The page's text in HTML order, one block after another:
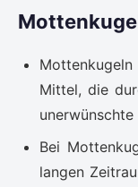
Mittel, die
Bei
langen